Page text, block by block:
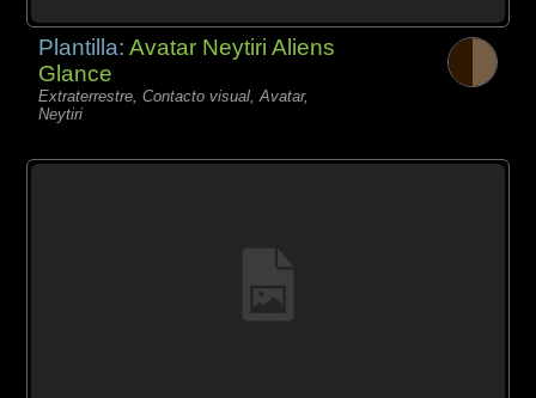
Plantilla:Avatar Neytiri Aliens
Glance
Extraterrestre, Contacto visual, Avatar,
Neytiri